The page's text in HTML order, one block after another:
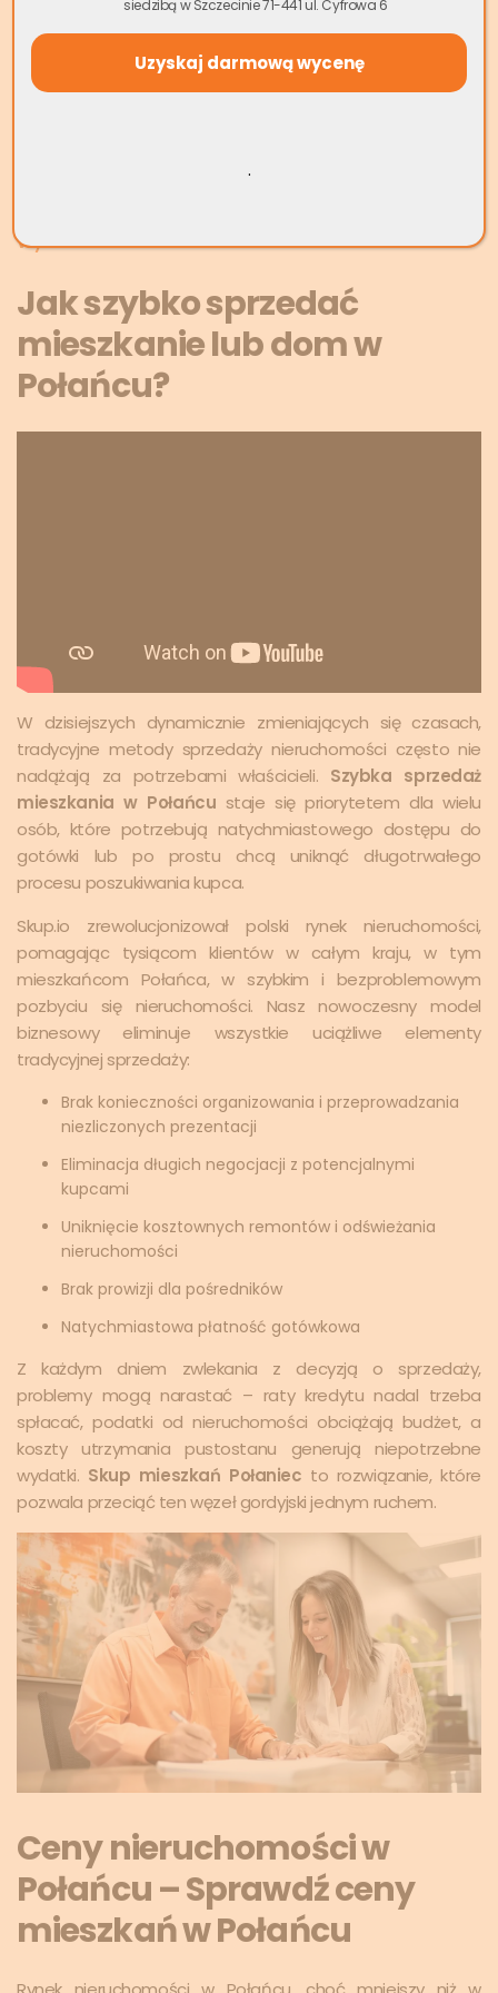
niezliczone prezentacje, negocjować z potencjalnymi
kupcami i często obniżać cenę, by przyspieszyć transakcję.
Nie czekaj z decyzją – sprawdź, ile możesz zyskać na
Wycena Mieszkania Online
Jak szybko sprzedać
mieszkanie lub dom w
Połańcu?
W dzisiejszych dynamicznie zmieniających się czasach,
tradycyjne metody sprzedaży nieruchomości często nie
nadążają za potrzebami właścicieli. Szybka sprzedaż
mieszkania w Połańcu staje się priorytetem dla wielu
osób, które potrzebują natychmiastowego dostępu do
gotówki lub po prostu chcą uniknąć długotrwałego
procesu poszukiwania kupca.
Skup.io zrewolucjonizował polski rynek nieruchomości,
pomagając tysiącom klientów w całym kraju, w tym
mieszkańcom Połańca, w szybkim i bezproblemowym
pozbyciu się nieruchomości. Nasz nowoczesny model
biznesowy eliminuje wszystkie uciążliwe elementy
tradycyjnej sprzedaży:
Brak konieczności organizowania i przeprowadzania
niezliczonych prezentacji
Eliminacja długich negocjacji z potencjalnymi
kupcami
Uniknięcie kosztownych remontów i odświeżania
nieruchomości
Brak prowizji dla pośredników
Natychmiastowa płatność gotówkowa
Z każdym dniem zwlekania z decyzją o sprzedaży,
problemy mogą narastać – raty kredytu nadal trzeba
spłacać, podatki od nieruchomości obciążają budżet, a
koszty utrzymania pustostanu generują niepotrzebne
wydatki. Skup mieszkań Połaniec to rozwiązanie, które
pozwala przeciąć ten węzeł gordyjski jednym ruchem.
Ceny nieruchomości w
Połańcu – Sprawdź ceny
mieszkań w Połańcu
siedzibą w Szczecinie 71-441 ul. Cyfrowa 6
.